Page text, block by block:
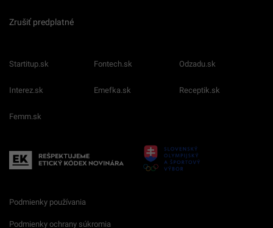
Zrušiť predplatné
Startitup.sk Fontech.sk Odzadu.sk
Interez.sk Emefka.sk Receptik.sk
Femm.sk
Podmienky používania
Podmienky ochrany súkromia